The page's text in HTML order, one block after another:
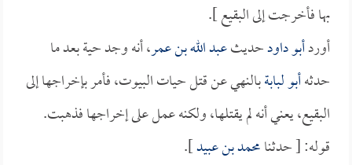
بها فأخرجت إلى البقيع ].
أوردأبو داودحديثعبد الله بن عمر، أنه وجد حية بعد ما
حدثهأبو لبابةبالنهي عن قتل حيات البيوت، فأمر بإخراجها إلى
البقيع، يعني أنه لم يقتلها، ولكنه عمل على إخراجها فذهبت.
قوله: [ حدثنامحمد بن عبيد].